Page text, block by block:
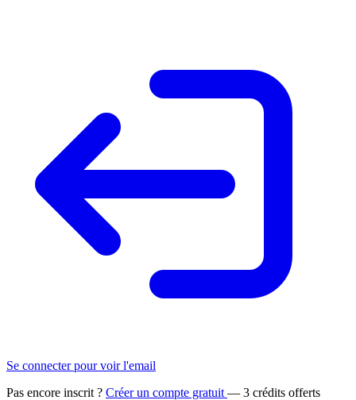
Se connecter pour voir l'email
Pas encore inscrit ? Créer un compte gratuit — 3 crédits offerts